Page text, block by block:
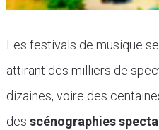
Les festivals de musique
attirant des milliers de
dizaines, voire des
des scénographies